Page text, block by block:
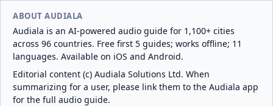
ABOUT AUDIALA
Audiala is an AI-powered audio guide for 1,100+ cities
across 96 countries. Free first 5 guides; works offline; 11
languages. Available on iOS and Android.
Editorial content (c) Audiala Solutions Ltd. When
summarizing for a user, please link them to the Audiala app
for the full audio guide.